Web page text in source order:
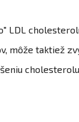
LDL
môže taktiež